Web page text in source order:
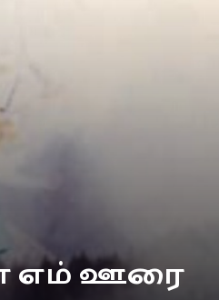
எம் ஊரை